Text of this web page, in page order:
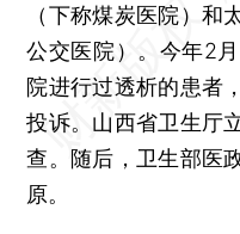
（下称煤炭医院）和
公交医院）。今年2
院进行过透析的患者
投诉。山西省卫生厅
查。随后，卫生部医
原。